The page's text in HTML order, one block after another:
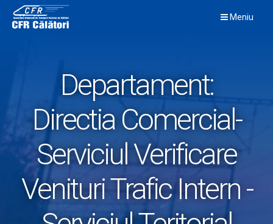
content
Meniu
Departament:
Directia Comercial-
Serviciul Verificare
Venituri Trafic Intern -